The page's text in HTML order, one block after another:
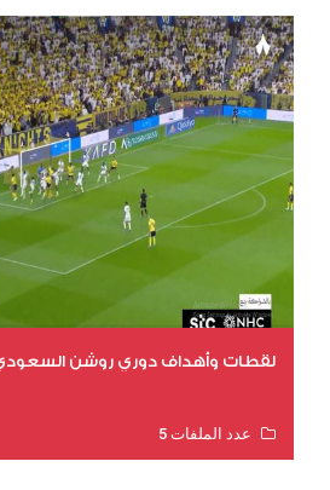
لقطات وأهداف دوري روشن
عدد الملفات 5